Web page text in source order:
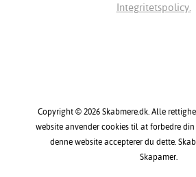
Integritetspolicy.
Copyright © 2026 Skabmere.dk. Alle
website anvender cookies til at forbedre
denne website accepterer du dette.
Skapamer.